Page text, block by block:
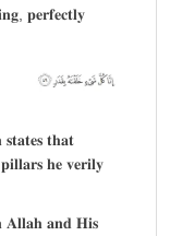
𝐩𝐞𝐫𝐟𝐞𝐜𝐭𝐥𝐲
𝐭𝐡𝐚𝐭
𝐡𝐞 𝐯𝐞𝐫𝐢𝐥𝐲
𝐀𝐥𝐥𝐚𝐡 𝐚𝐧𝐝 𝐇𝐢𝐬